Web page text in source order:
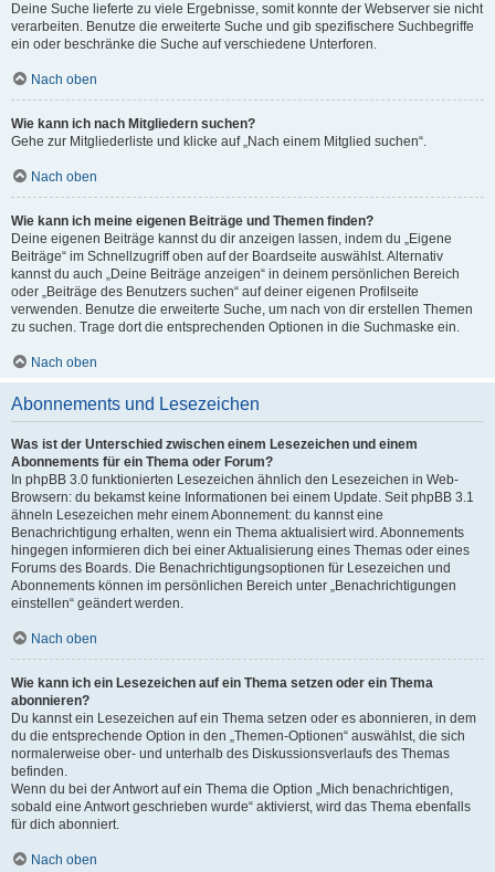
Deine Suche lieferte zu viele Ergebnisse, somit konnte der Webserver sie nicht
verarbeiten. Benutze die erweiterte Suche und gib spezifischere Suchbegriffe
ein oder beschränke die Suche auf verschiedene Unterforen.
Nach oben
Wie kann ich nach Mitgliedern suchen?
Gehe zur Mitgliederliste und klicke auf „Nach einem Mitglied suchen“.
Nach oben
Wie kann ich meine eigenen Beiträge und Themen finden?
Deine eigenen Beiträge kannst du dir anzeigen lassen, indem du „Eigene
Beiträge“ im Schnellzugriff oben auf der Boardseite auswählst. Alternativ
kannst du auch „Deine Beiträge anzeigen“ in deinem persönlichen Bereich
oder „Beiträge des Benutzers suchen“ auf deiner eigenen Profilseite
verwenden. Benutze die erweiterte Suche, um nach von dir erstellen Themen
zu suchen. Trage dort die entsprechenden Optionen in die Suchmaske ein.
Nach oben
Abonnements und Lesezeichen
Was ist der Unterschied zwischen einem Lesezeichen und einem
Abonnements für ein Thema oder Forum?
In phpBB 3.0 funktionierten Lesezeichen ähnlich den Lesezeichen in Web-
Browsern: du bekamst keine Informationen bei einem Update. Seit phpBB 3.1
ähneln Lesezeichen mehr einem Abonnement: du kannst eine
Benachrichtigung erhalten, wenn ein Thema aktualisiert wird. Abonnements
hingegen informieren dich bei einer Aktualisierung eines Themas oder eines
Forums des Boards. Die Benachrichtigungsoptionen für Lesezeichen und
Abonnements können im persönlichen Bereich unter „Benachrichtigungen
einstellen“ geändert werden.
Nach oben
Wie kann ich ein Lesezeichen auf ein Thema setzen oder ein Thema
abonnieren?
Du kannst ein Lesezeichen auf ein Thema setzen oder es abonnieren, in dem
du die entsprechende Option in den „Themen-Optionen“ auswählst, die sich
normalerweise ober- und unterhalb des Diskussionsverlaufs des Themas
befinden.
Wenn du bei der Antwort auf ein Thema die Option „Mich benachrichtigen,
sobald eine Antwort geschrieben wurde“ aktivierst, wird das Thema ebenfalls
für dich abonniert.
Nach oben